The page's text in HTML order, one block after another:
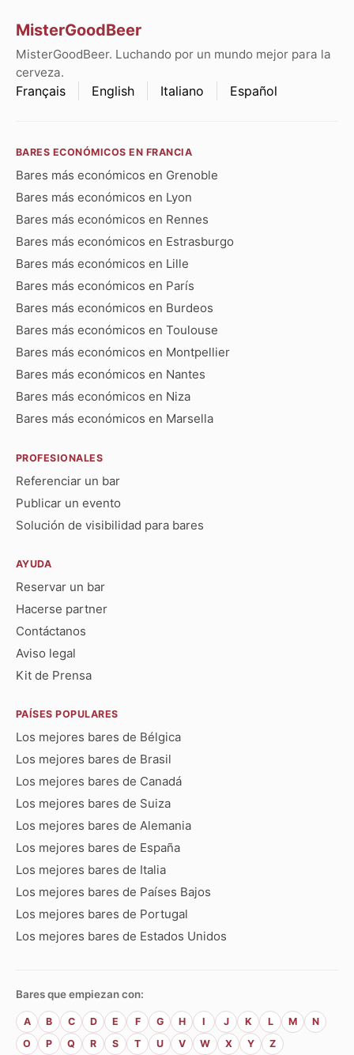
MisterGoodBeer
MisterGoodBeer. Luchando por un mundo mejor para la
cerveza.
Français English Italiano Español
BARES ECONÓMICOS EN FRANCIA
Bares más económicos en Grenoble
Bares más económicos en Lyon
Bares más económicos en Rennes
Bares más económicos en Estrasburgo
Bares más económicos en Lille
Bares más económicos en París
Bares más económicos en Burdeos
Bares más económicos en Toulouse
Bares más económicos en Montpellier
Bares más económicos en Nantes
Bares más económicos en Niza
Bares más económicos en Marsella
PROFESIONALES
Referenciar un bar
Publicar un evento
Solución de visibilidad para bares
AYUDA
Reservar un bar
Hacerse partner
Contáctanos
Aviso legal
Kit de Prensa
PAÍSES POPULARES
Los mejores bares de Bélgica
Los mejores bares de Brasil
Los mejores bares de Canadá
Los mejores bares de Suiza
Los mejores bares de Alemania
Los mejores bares de España
Los mejores bares de Italia
Los mejores bares de Países Bajos
Los mejores bares de Portugal
Los mejores bares de Estados Unidos
Bares que empiezan con:
A B C D E F G H I J K L M
N
O
P Q R S T U V W X Y Z